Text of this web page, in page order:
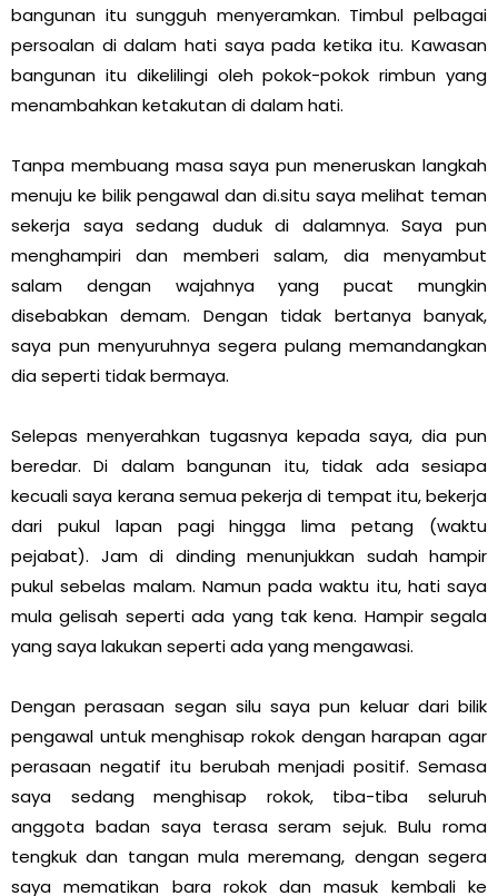
bangunan itu sungguh menyeramkan. Timbul pelbagai
persoalan di dalam hati saya pada ketika itu. Kawasan
bangunan itu dikelilingi oleh pokok-pokok rimbun yang
menambahkan ketakutan di dalam hati.
Tanpa membuang masa saya pun meneruskan langkah
menuju ke bilik pengawal dan di.situ saya melihat teman
sekerja saya sedang duduk di dalamnya. Saya pun
menghampiri dan memberi salam, dia menyambut
salam dengan wajahnya yang pucat mungkin
disebabkan demam. Dengan tidak bertanya banyak,
saya pun menyuruhnya segera pulang memandangkan
dia seperti tidak bermaya.
Selepas menyerahkan tugasnya kepada saya, dia pun
beredar. Di dalam bangunan itu, tidak ada sesiapa
kecuali saya kerana semua pekerja di tempat itu, bekerja
dari pukul lapan pagi hingga lima petang (waktu
pejabat). Jam di dinding menunjukkan sudah hampir
pukul sebelas malam. Namun pada waktu itu, hati saya
mula gelisah seperti ada yang tak kena. Hampir segala
yang saya lakukan seperti ada yang mengawasi.
Dengan perasaan segan silu saya pun keluar dari bilik
pengawal untuk menghisap rokok dengan harapan agar
perasaan negatif itu berubah menjadi positif. Semasa
saya sedang menghisap rokok, tiba-tiba seluruh
anggota badan saya terasa seram sejuk. Bulu roma
tengkuk dan tangan mula meremang, dengan segera
saya mematikan bara rokok dan masuk kembali ke